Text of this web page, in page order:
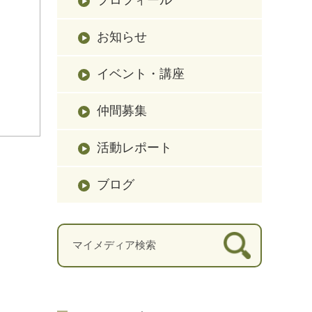
お知らせ
イベント・講座
仲間募集
活動レポート
ブログ